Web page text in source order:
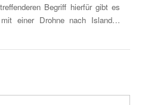
Begriff hierfür gibt es
einer Drohne nach Island…